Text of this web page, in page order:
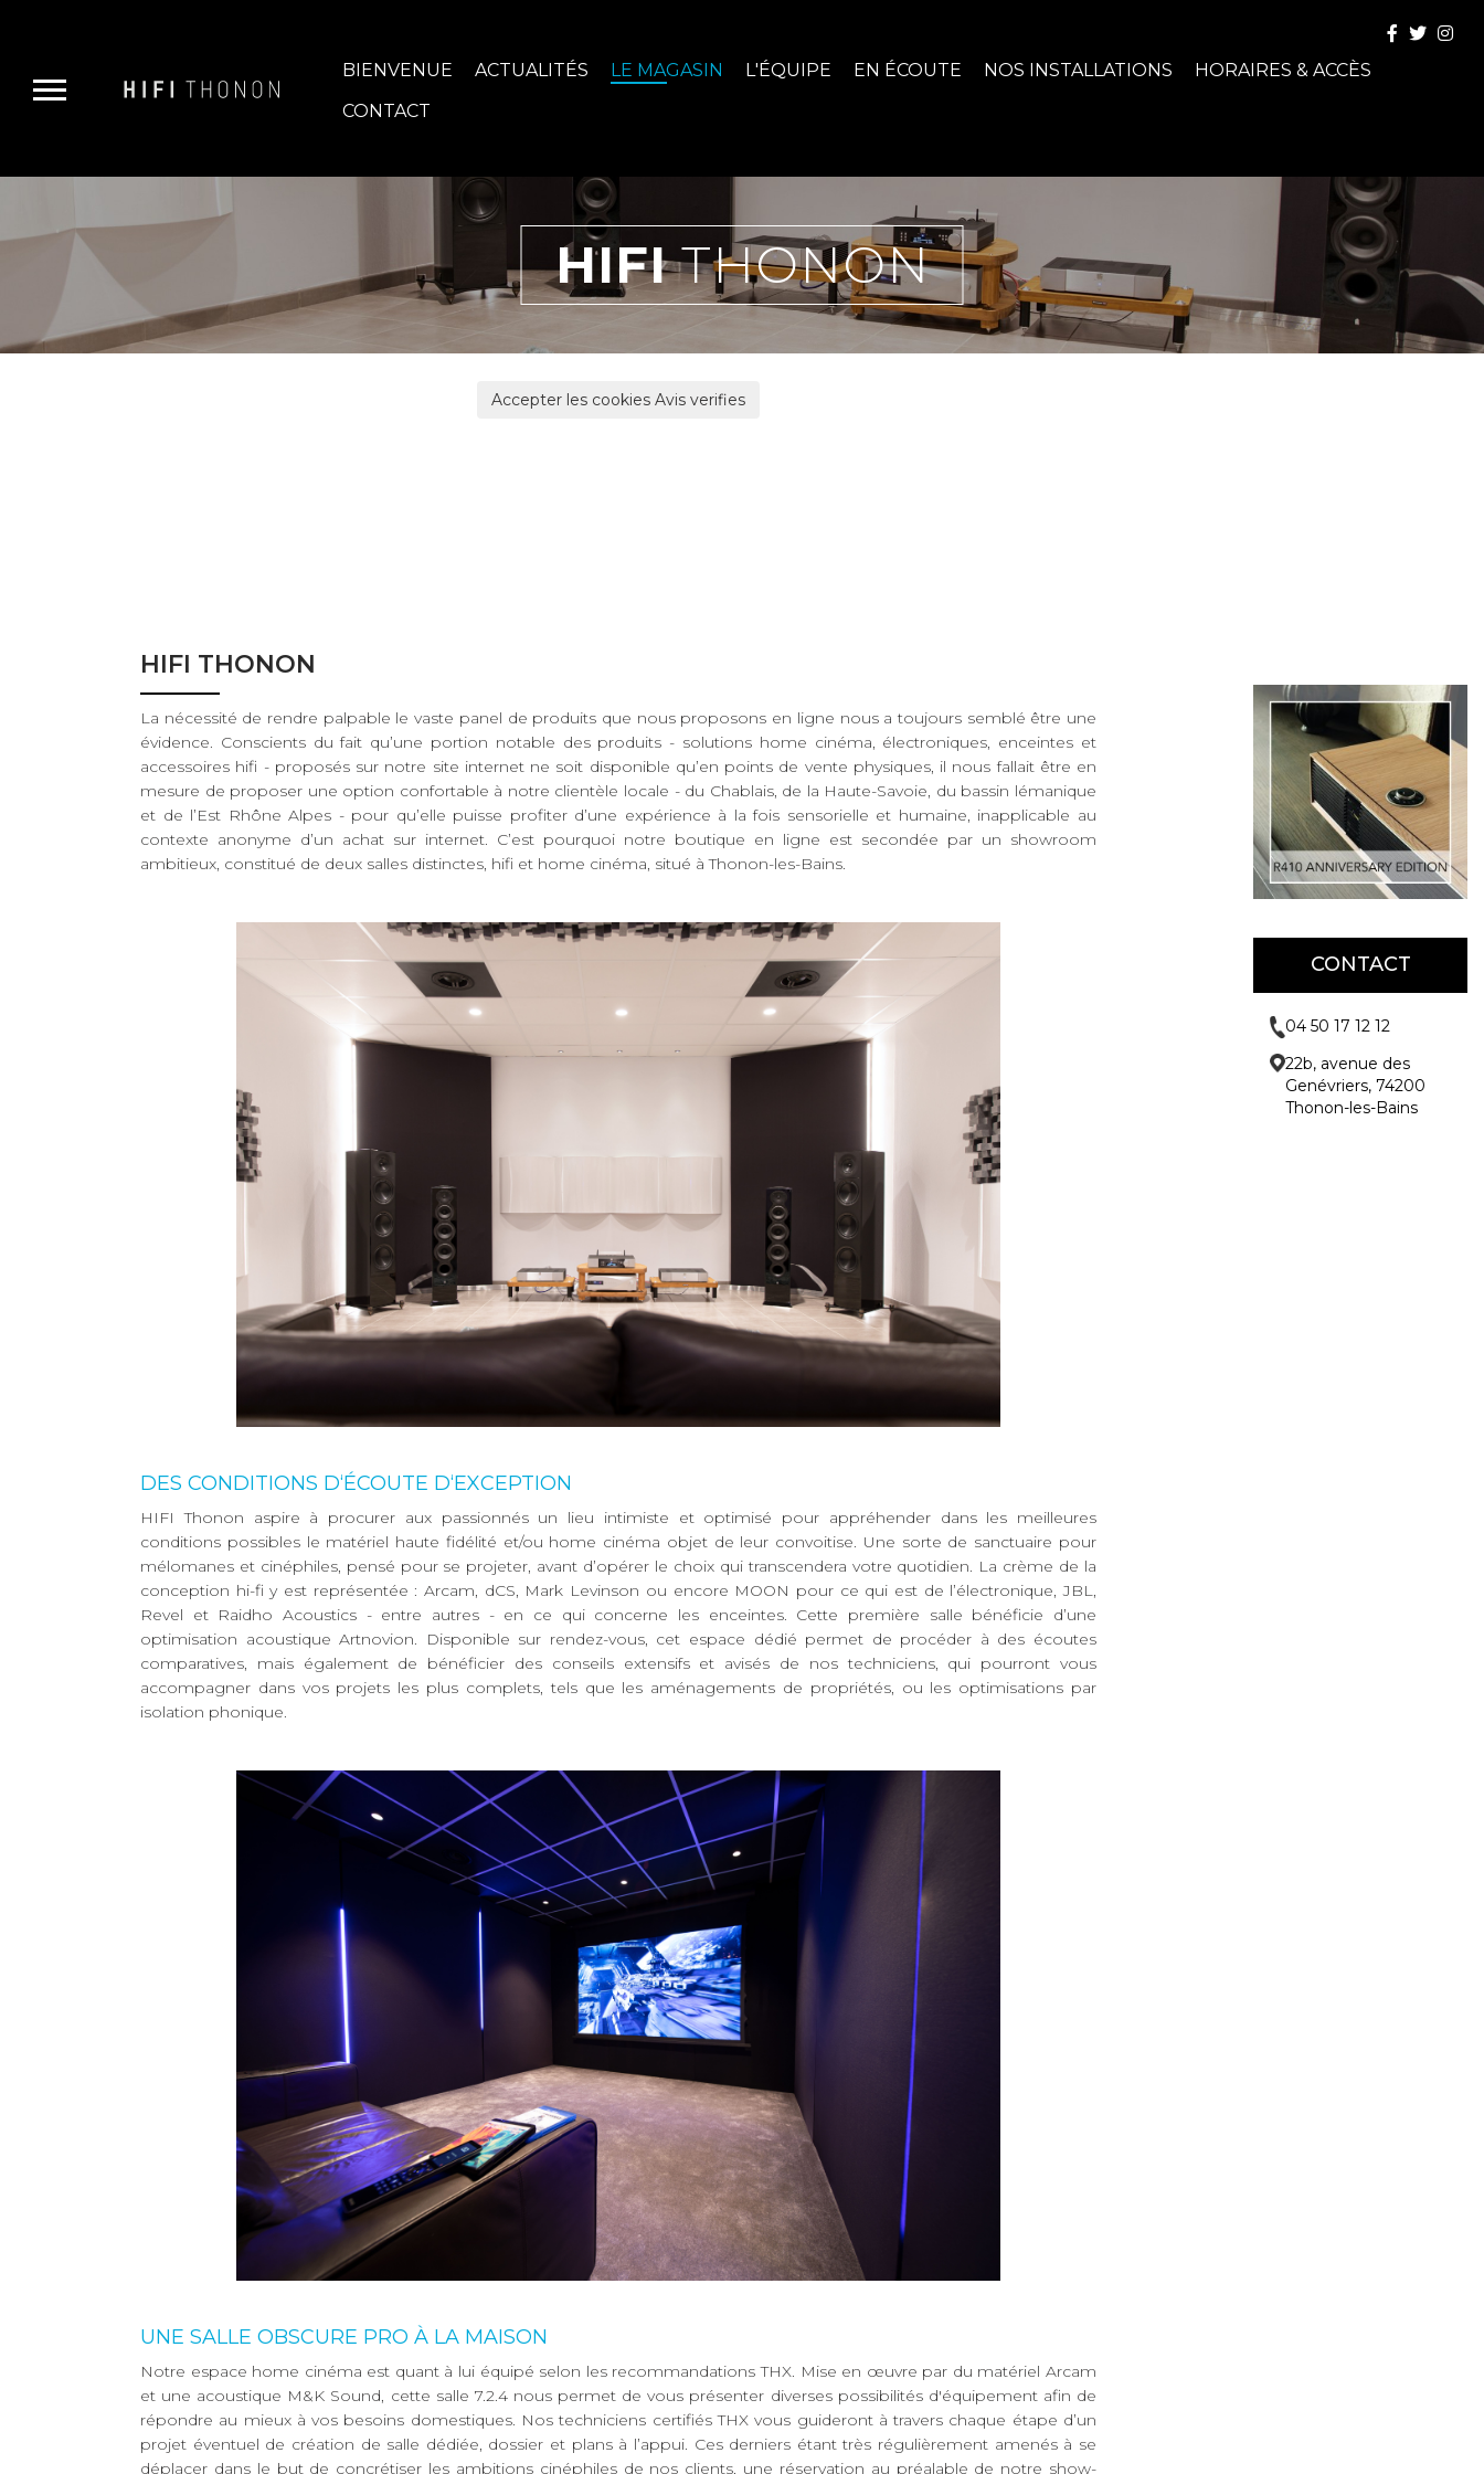
HIFI GROUP
MAGASINS
NOUS CONTACTER
BIENVENUE ACTUALITÉS LE MAGASIN L'ÉQUIPE EN ÉCOUTE NOS INSTALLATIONS
HORAIRES & ACCÈS
CONTACT
HIFITHONON
Accepter les cookies Avis verifies
HIFI THONON
La nécessité de rendre palpable le vaste panel de produits que nous proposons en ligne nous a toujours semblé être une
évidence. Conscients du fait qu’une portion notable des produits - solutions home cinéma, électroniques, enceintes et
accessoires hifi - proposés sur notre site internet ne soit disponible qu’en points de vente physiques, il nous fallait être en
mesure de proposer une option confortable à notre clientèle locale - du Chablais, de la Haute-Savoie, du bassin lémanique
et de l’Est Rhône Alpes - pour qu’elle puisse profiter d’une expérience à la fois sensorielle et humaine, inapplicable au
contexte anonyme d’un achat sur internet. C’est pourquoi notre boutique en ligne est secondée par un showroom
ambitieux, constitué de deux salles distinctes, hifi et home cinéma, situé à Thonon-les-Bains.
DES CONDITIONS D‘ÉCOUTE D‘EXCEPTION
HIFI Thonon aspire à procurer aux passionnés un lieu intimiste et optimisé pour appréhender dans les meilleures
conditions possibles le matériel haute fidélité et/ou home cinéma objet de leur convoitise. Une sorte de sanctuaire pour
mélomanes et cinéphiles, pensé pour se projeter, avant d’opérer le choix qui transcendera votre quotidien. La crème de la
conception hi-fi y est représentée : Arcam, dCS, Mark Levinson ou encore MOON pour ce qui est de l’électronique, JBL,
Revel et Raidho Acoustics - entre autres - en ce qui concerne les enceintes. Cette première salle bénéficie d’une
optimisation acoustique Artnovion. Disponible sur rendez-vous, cet espace dédié permet de procéder à des écoutes
comparatives, mais également de bénéficier des conseils extensifs et avisés de nos techniciens, qui pourront vous
accompagner dans vos projets les plus complets, tels que les aménagements de propriétés, ou les optimisations par
isolation phonique.
UNE SALLE OBSCURE PRO À LA MAISON
Notre espace home cinéma est quant à lui équipé selon les recommandations THX. Mise en œuvre par du matériel Arcam
et une acoustique M&K Sound, cette salle 7.2.4 nous permet de vous présenter diverses possibilités d'équipement afin de
répondre au mieux à vos besoins domestiques. Nos techniciens certifiés THX vous guideront à travers chaque étape d’un
projet éventuel de création de salle dédiée, dossier et plans à l’appui. Ces derniers étant très régulièrement amenés à se
déplacer dans le but de concrétiser les ambitions cinéphiles de nos clients, une réservation au préalable de notre show-
CONTACT
04 50 17 12 12
22b, avenue des
Genévriers, 74200
Thonon-les-Bains